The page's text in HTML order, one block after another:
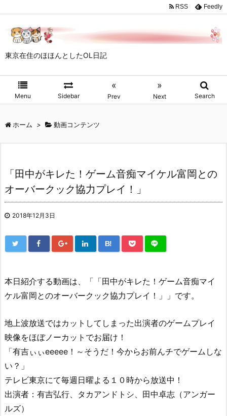
東京在住のほほんとしたOL日記
Menu Sidebar
«
Prev
»
Next Search
RSS Feedly
ホーム > 動画コンテンツ
「田中がキレた！ゲーム音痴マイケル富岡との
オーバークック協力プレイ！」
2018年12月3日
B!
本日紹介する動画は、「「田中がキレた！ゲーム音痴マイ
ケル富岡とのオーバークック協力プレイ！」」です。
地上波放送ではカットしてしまった出演者のゲームプレイ
映像をほぼノーカットでお届け！
「有吉ぃぃeeeee！～そうだ！今からお前んチでゲームしな
い？」
テレビ東京にて毎週日曜よる１０時から放送中！
出演者：有吉弘行、タカアンドトシ、田中卓志（アンガー
ルズ）